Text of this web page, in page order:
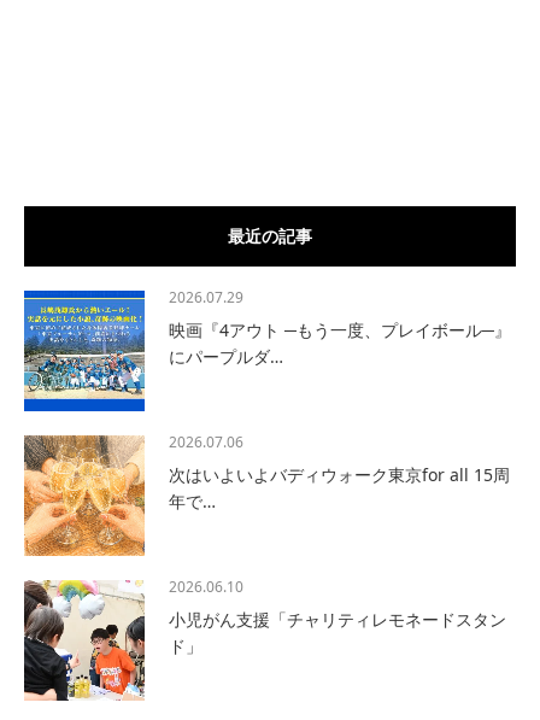
最近の記事
2026.07.29
映画『4アウト ─もう一度、プレイボール─』
にパープルダ…
2026.07.06
次はいよいよバディウォーク東京for all 15周
年で…
2026.06.10
小児がん支援「チャリティレモネードスタン
ド」